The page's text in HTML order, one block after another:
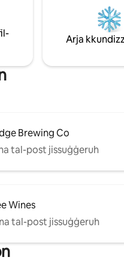
Arja
Brewing Co
tal-post jissuġġeruh
Wines
tal-post jissuġġeruh